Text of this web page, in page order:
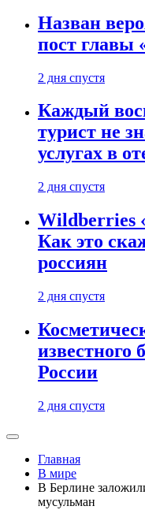
Назван
пост главы
2 дня спустя
Каждый
турист не
услугах в
2 дня спустя
Wildberries
Как это
россиян
2 дня спустя
известного
России
2 дня спустя
Главная
В мире
В Берлине
мусульман